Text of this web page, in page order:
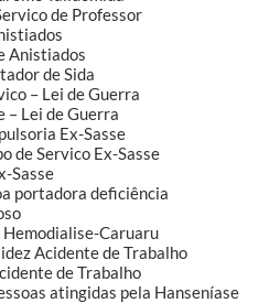
de Professor
Anistiados
de Sida
– Lei de Guerra
– Lei de Guerra
Ex-Sasse
de Servico Ex-Sasse
Sasse
portadora deficiência
Hemodialise-Caruaru
Acidente de Trabalho
de Trabalho
atingidas pela Hanseníase